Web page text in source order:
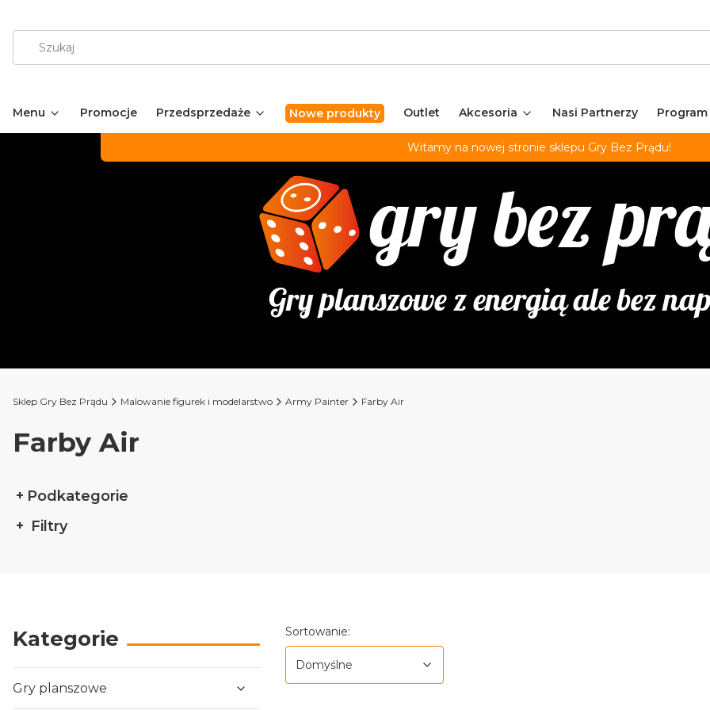
Menu Promocje Przedsprzedaże Nowe produkty Outlet Akcesoria Nasi Partnerzy
Witamy na nowej stronie sklepu Gry Bez Prądu!
Sklep Gry Bez Prądu Malowanie figurek i modelarstwo Army Painter Farby Air
Farby Air
Podkategorie
Filtry
Kategorie
Gry planszowe
Lista produktów
Sortowanie:
Domyślne